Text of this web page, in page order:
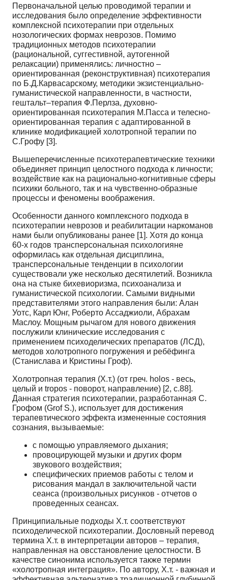
Первоначальной целью проводимой терапии и
исследования было определение эффективности
комплексной психотерапии при отдельных
нозологических формах неврозов. Помимо
традиционных методов психотерапии
(рациональной, суггестивной, аутогенной
релаксации) применялись: личностно –
ориентированная (реконструктивная) психотерапия
по Б.Д.Карвасарскому, методики экзистенциально-
гуманистической направленности, в частности,
гештальт–терапия Ф.Перлза, духовно-
ориентированная психотерапия М.Пасса и телесно-
ориентированная терапия с адаптированной в
клинике модификацией холотропной терапии по
С.Грофу [3].
Вышеперечисленные психотерапевтические техники
объединяет принцип целостного подхода к личности;
воздействие как на рационально-когнитивные сферы
психики больного, так и на чувственно-образные
процессы и феномены воображения.
Особенности данного комплексного подхода в
психотерапии неврозов и реабилитации наркоманов
нами были опубликованы ранее [1]. Хотя до конца
60-х годов трансперсональная психологияне
оформилась как отдельная дисциплина,
трансперсональные тенденции в психологии
существовали уже несколько десятилетий. Возникла
она на стыке бихевиоризма, психоанализа и
гуманистической психологии. Самыми видными
представителями этого направления были: Алан
Уотс, Карл Юнг, Роберто Ассаджиоли, Абрахам
Маслоу. Мощным рычагом для нового движения
послужили клинические исследования с
применением психоделических препаратов (ЛСД),
методов холотропного погружения и ребёфинга
(Станислава и Кристины Гроф).
Холотропная терапия (Х.т.) (от греч. holos - весь,
целый и tropos - поворот, направление) [2, с.88].
Данная стратегия психотерапии, разработанная С.
Грофом (Grof S.), использует для достижения
терапевтического эффекта измененные состояния
сознания, вызываемые:
с помощью управляемого дыхания;
провоцирующей музыки и других форм
звукового воздействия;
специфических приемов работы с телом и
рисования мандал в заключительной части
сеанса (произвольных рисунков - отчетов о
проведенных сеансах.
Принципиальные подходы Х.т. соответствуют
психоделической психотерапии. Дословный перевод
термина Х.т. в интерпретации авторов – терапия,
направленная на овсстановление целостности. В
качестве синонима используется также термин
«холотропная интеграция». По автору, Х.т. - важная и